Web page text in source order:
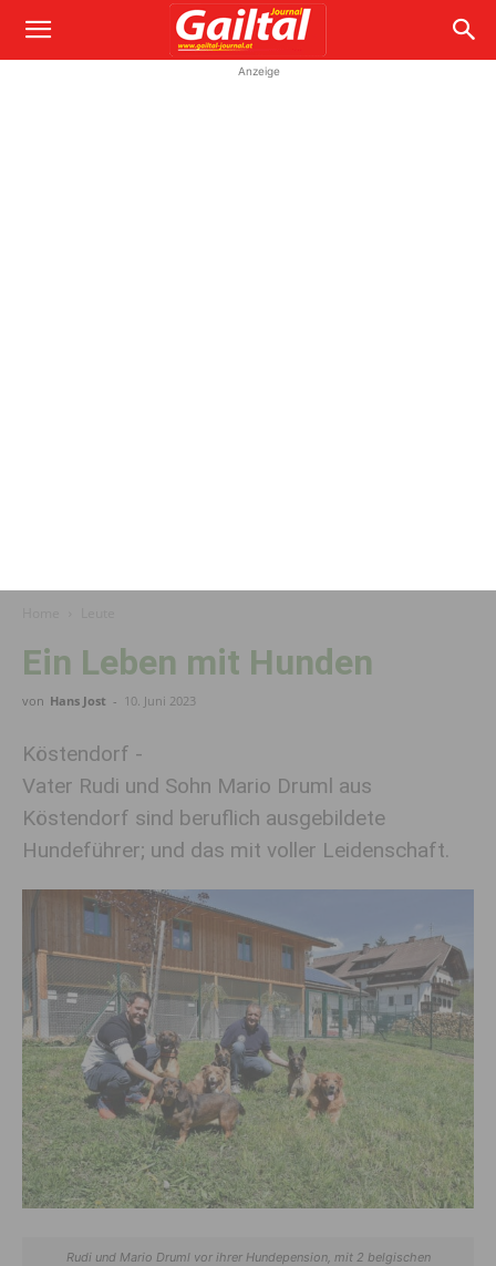
Anzeige
Ein Leben mit Hunden
von Hans Jost - 10. Juni 2023
Köstendorf -
Vater Rudi und Sohn Mario Druml aus
Köstendorf sind beruflich ausgebildete
Hundeführer; und das mit voller Leidenschaft.
Rudi und Mario Druml vor ihrer Hundepension, mit 2 belgischen